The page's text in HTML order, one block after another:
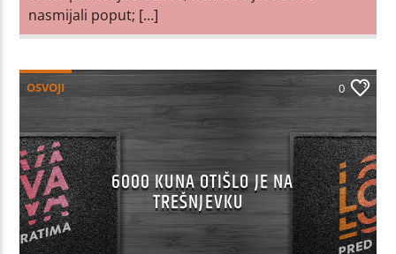
nasmijali poput; […]
OSVOJI 0
6000 KUNA OTIŠLO JE NA
TREŠNJEVKU